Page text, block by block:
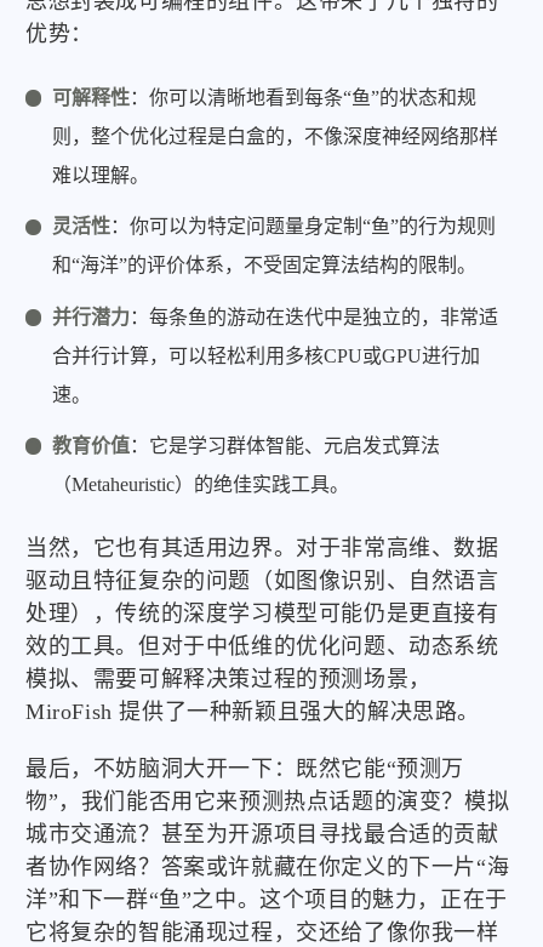
优势：
可解释性：你可以清晰地看到每条“鱼”的状态和规
则，整个优化过程是白盒的，不像深度神经网络那样
难以理解。
灵活性：你可以为特定问题量身定制“鱼”的行为规则
和“海洋”的评价体系，不受固定算法结构的限制。
并行潜力 ：每条鱼的游动在迭代中是独立的，非常适
合并行计算，可以轻松利用多核CPU或GPU进行加
速。
教育价值：它是学习群体智能、元启发式算法
（Metaheuristic）的绝佳实践工具。
当然，它也有其适用边界。对于非常高维、数据
驱动且特征复杂的问题（如图像识别、自然语言
处理），传统的深度学习模型可能仍是更直接有
效的工具。但对于中低维的优化问题、动态系统
模拟、需要可解释决策过程的预测场景，
MiroFish 提供了一种新颖且强大的解决思路。
最后，不妨脑洞大开一下：既然它能“预测万
物”，我们能否用它来预测热点话题的演变？模拟
城市交通流？甚至为开源项目寻找最合适的贡献
者协作网络？答案或许就藏在你定义的下一片“海
洋”和下一群“鱼”之中。这个项目的魅力，正在于
它将复杂的智能涌现过程，交还给了像你我一样